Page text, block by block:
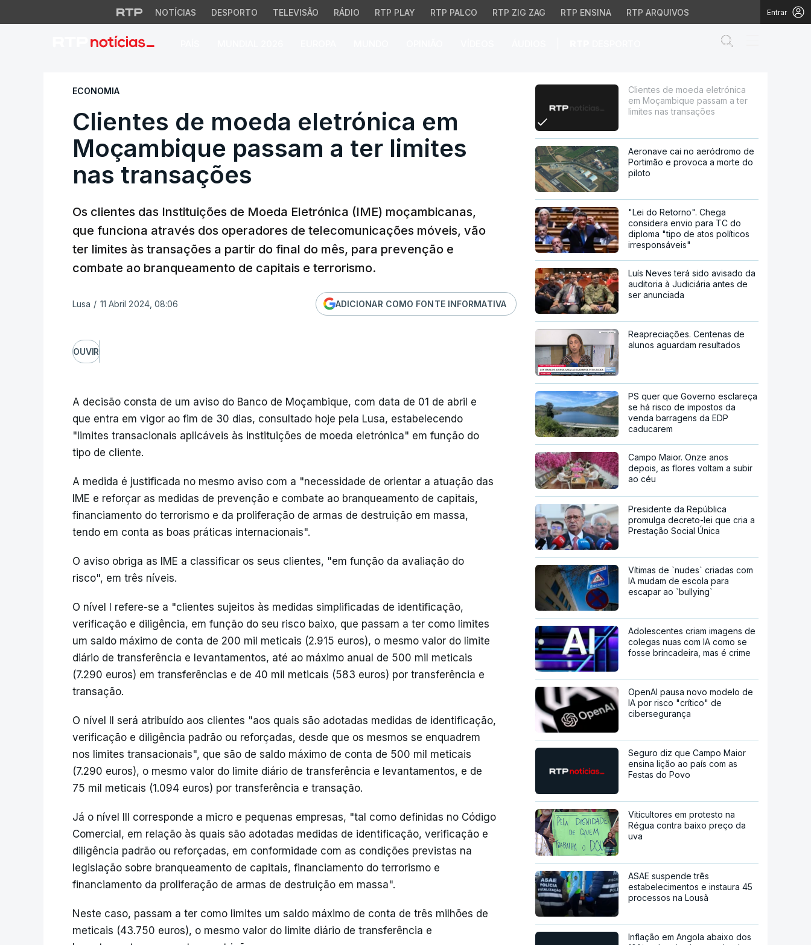
NOTÍCIAS DESPORTO TELEVISÃO RÁDIO RTP PLAY RTP PALCO RTP ZIG ZAG RTP ENSINA RTP ARQUIVOS Entrar
Clientes de moeda eletrónica em Moçambique passam a ter
ECONOMIA
Clientes de moeda eletrónica em
Moçambique passam a ter limites
nas transações
Os clientes das Instituições de Moeda Eletrónica (IME) moçambicanas,
que funciona através dos operadores de telecomunicações móveis, vão
ter limites às transações a partir do final do mês, para prevenção e
combate ao branqueamento de capitais e terrorismo.
Lusa / 11 Abril 2024, 08:06 ADICIONAR COMO FONTE INFORMATIVA
OUVIR
A decisão consta de um aviso do Banco de Moçambique, com data de 01 de abril e
que entra em vigor ao fim de 30 dias, consultado hoje pela Lusa, estabelecendo
"limites transacionais aplicáveis às instituições de moeda eletrónica" em função do
tipo de cliente.
A medida é justificada no mesmo aviso com a "necessidade de orientar a atuação das
IME e reforçar as medidas de prevenção e combate ao branqueamento de capitais,
financiamento do terrorismo e da proliferação de armas de destruição em massa,
tendo em conta as boas práticas internacionais".
O aviso obriga as IME a classificar os seus clientes, "em função da avaliação do
risco", em três níveis.
O nível I refere-se a "clientes sujeitos às medidas simplificadas de identificação,
verificação e diligência, em função do seu risco baixo, que passam a ter como limites
um saldo máximo de conta de 200 mil meticais (2.915 euros), o mesmo valor do limite
diário de transferência e levantamentos, até ao máximo anual de 500 mil meticais
(7.290 euros) em transferências e de 40 mil meticais (583 euros) por transferência e
transação.
O nível II será atribuído aos clientes "aos quais são adotadas medidas de identificação,
verificação e diligência padrão ou reforçadas, desde que os mesmos se enquadrem
nos limites transacionais", que são de saldo máximo de conta de 500 mil meticais
(7.290 euros), o mesmo valor do limite diário de transferência e levantamentos, e de
75 mil meticais (1.094 euros) por transferência e transação.
Já o nível III corresponde a micro e pequenas empresas, "tal como definidas no Código
Comercial, em relação às quais são adotadas medidas de identificação, verificação e
diligência padrão ou reforçadas, em conformidade com as condições previstas na
legislação sobre branqueamento de capitais, financiamento do terrorismo e
financiamento da proliferação de armas de destruição em massa".
Neste caso, passam a ter como limites um saldo máximo de conta de três milhões de
meticais (43.750 euros), o mesmo valor do limite diário de transferência e
Clientes de moeda eletrónica
em Moçambique passam a ter
limites nas transações
Aeronave cai no aeródromo de
Portimão e provoca a morte do
piloto
"Lei do Retorno". Chega
considera envio para TC do
diploma "tipo de atos políticos
irresponsáveis"
Luís Neves terá sido avisado da
auditoria à Judiciária antes de
ser anunciada
Reapreciações. Centenas de
alunos aguardam resultados
PS quer que Governo esclareça
se há risco de impostos da
venda barragens da EDP
caducarem
Campo Maior. Onze anos
depois, as flores voltam a subir
ao céu
Presidente da República
promulga decreto-lei que cria a
Prestação Social Única
Vítimas de `nudes` criadas com
IA mudam de escola para
escapar ao `bullying`
Adolescentes criam imagens de
colegas nuas com IA como se
fosse brincadeira, mas é crime
OpenAI pausa novo modelo de
IA por risco "crítico" de
cibersegurança
Seguro diz que Campo Maior
ensina lição ao país com as
Festas do Povo
Viticultores em protesto na
Régua contra baixo preço da
uva
ASAE suspende três
estabelecimentos e instaura 45
processos na Lousã
Inflação em Angola abaixo dos